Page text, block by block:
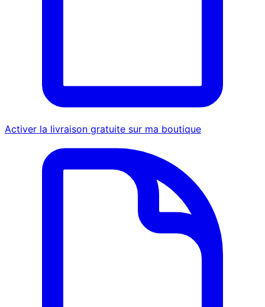
Activer la livraison gratuite sur ma boutique